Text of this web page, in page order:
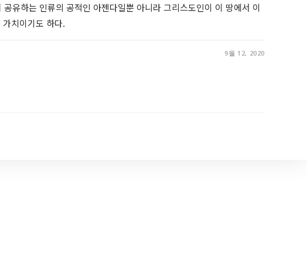
유하는 인류의 공적인 아젠다일뿐 아니라 그리스도인이 이 땅에서 이
가치이기도 하다.
9월 12, 2020